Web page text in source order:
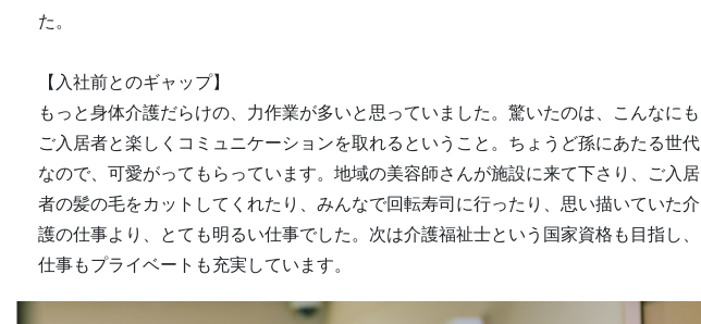
た。
【入社前とのギャップ】
もっと身体介護だらけの、力作業が多いと思っていました。驚いたのは、こんなにも
ご入居者と楽しくコミュニケーションを取れるということ。ちょうど孫にあたる世代
なので、可愛がってもらっています。地域の美容師さんが施設に来て下さり、ご入居
者の髪の毛をカットしてくれたり、みんなで回転寿司に行ったり、思い描いていた介
護の仕事より、とても明るい仕事でした。次は介護福祉士という国家資格も目指し、
仕事もプライベートも充実しています。